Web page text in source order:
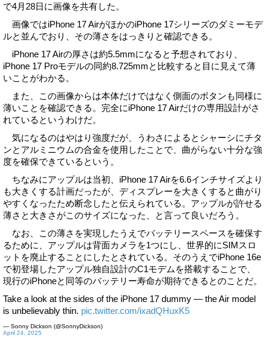
で4月28日に画像を共有した。
画像ではiPhone 17 AirがほかのiPhone 17シリーズのダミーモデ
ルと並んでおり、その薄さをはっきりと確認できる。
iPhone 17 Airの厚さは約5.5mmになると予想されており、
iPhone 17 Proモデルの同約8.725mmと比較すると目に見えて薄
いことがわかる。
また、この画像からは本体だけではなく側面のボタンも同様に
薄いことを確認できる。完全にiPhone 17 Airだけの専用設計がさ
れているというわけだ。
気になるのはやはり強度だが、うわさによるとシャーシにチタ
ンとアルミニウムの合金を使用したことで、曲がらない十分な強
度を確保できているという。
ちなみにアップルは当初、iPhone 17 Airを6.6インチサイズより
も大きくする計画だったが、ディスプレーを大きくすると曲がり
やすくなったため断念したと伝えられている。アップルが許せる
薄さと大きさがこのサイズになった、と言って良いだろう。
なお、この薄さを実現したうえでバッテリースペースを確保す
るために、アップルは背面カメラを1つにし、世界的にSIMスロ
ットを廃止することにしたとされている。そのうえでiPhone 16e
で初登場したアップル独自設計のC1モデムを搭載することで、
現行のiPhoneと同等のバッテリー寿命が期待できるとのことだ。
Take a look at the sides of the iPhone 17 dummy — the Air model
is unbelievably thin. pic.twitter.com/ixadQHuxK5
— Sonny Dickson (@SonnyDickson)
April 24, 2025